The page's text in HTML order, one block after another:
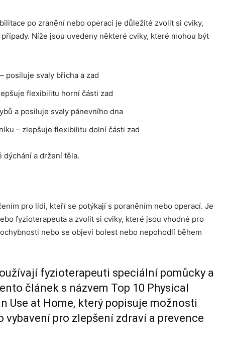
po zranění nebo operaci je důležité zvolit si cviky,
Níže jsou uvedeny některé cviky, které mohou být
posiluje svaly břicha a zad
flexibilitu horní části zad
a posiluje svaly pánevního dna
– zlepšuje flexibilitu dolní části zad
dýchání a držení těla.
pro lidi, kteří se potýkají s poraněním nebo operací. Je
fyzioterapeuta a zvolit si cviky, které jsou vhodné pro
nebo se objeví bolest nebo nepohodlí během
fyzioterapeuti speciální pomůcky a
článek s názvem Top 10 Physical
Use at Home, který popisuje možnosti
pro zlepšení zdraví a prevence